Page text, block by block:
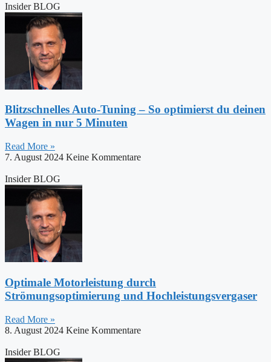
Insider BLOG
Blitzschnelles Auto-Tuning – So optimierst du deinen
Wagen in nur 5 Minuten
Read More »
7. August 2024 Keine Kommentare
Insider BLOG
Optimale Motorleistung durch
Strömungsoptimierung und Hochleistungsvergaser
Read More »
8. August 2024 Keine Kommentare
Insider BLOG